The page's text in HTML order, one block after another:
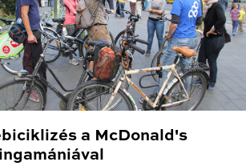
a McDonald's